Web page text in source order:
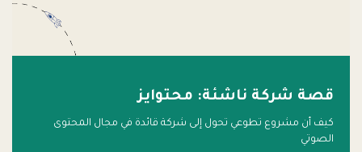
قصة شركة ناشئة: محتوايز
كيف أن مشروع تطوعي تحول إلى شركة قائدة في مجال المحتوى
الصوتي